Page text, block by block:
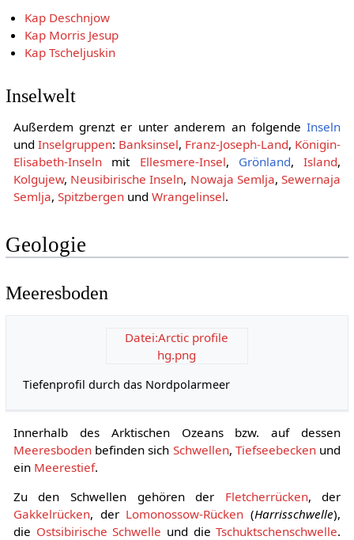
Kap Deschnjow
Kap Morris Jesup
Kap Tscheljuskin
Inselwelt
Außerdem grenzt er unter anderem an folgendeInseln
und Inselgruppen: Banksinsel, Franz-Joseph-Land, Königin-
Elisabeth-Inselnmit Ellesmere-Insel, Grönland,Island,
Kolgujew, Neusibirische Inseln, Nowaja Semlja,Sewernaja
Semlja, Spitzbergenund Wrangelinsel.
Geologie
Meeresboden
Datei:Arctic profile
hg.png
Tiefenprofil durch das Nordpolarmeer
Innerhalb des Arktischen Ozeans bzw. auf dessen
Meeresbodenbefinden sich Schwellen, Tiefseebeckenund
ein Meerestief.
Zu den Schwellen gehören der Fletcherrücken, der
Gakkelrücken, der Lomonossow-Rücken (Harrisschwelle),
die Ostsibirische Schwelle und dieTschuktschenschwelle.